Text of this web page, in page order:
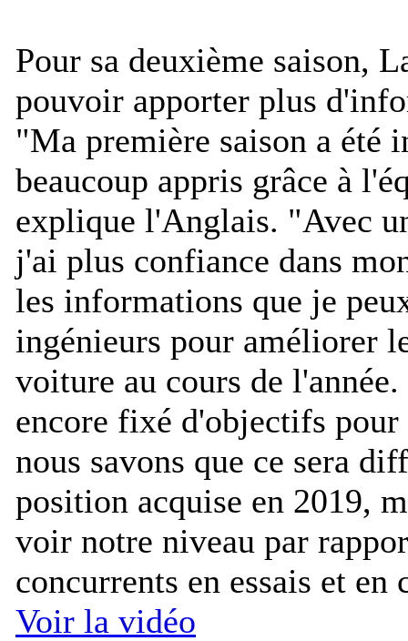
Pour sa deuxième saison,
pouvoir apporter plus
"Ma première saison a été
beaucoup appris grâce à
explique l'Anglais. "Avec
j'ai plus confiance dans
les informations que je
ingénieurs pour améliorer
voiture au cours de
encore fixé d'objectifs pour
nous savons que ce sera
position acquise en 2019,
voir notre niveau par
concurrents en essais et en
Voir la vidéo